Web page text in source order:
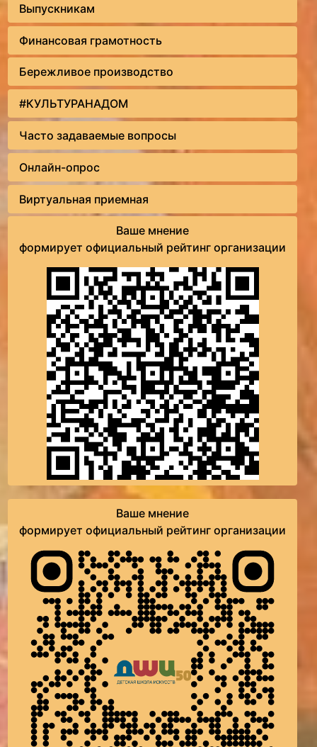
Выпускникам
Финансовая грамотность
Бережливое производство
#КУЛЬТУРАНАДОМ
Часто задаваемые вопросы
Онлайн-опрос
Виртуальная приемная
Ваше мнение
формирует официальный рейтинг организации
Ваше мнение
формирует официальный рейтинг организации